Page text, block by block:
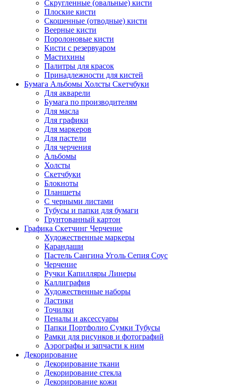
Скругленные (овальные) кисти
Плоские кисти
Скошенные (отводные) кисти
Веерные кисти
Поролоновые кисти
Кисти с резервуаром
Мастихины
Палитры для красок
Принадлежности для кистей
Бумага Альбомы Холсты Скетчбуки
Для акварели
Бумага по производителям
Для масла
Для графики
Для маркеров
Для пастели
Для черчения
Альбомы
Холсты
Скетчбуки
Блокноты
Планшеты
С черными листами
Тубусы и папки для бумаги
Грунтованный картон
Графика Скетчинг Черчение
Художественные маркеры
Карандаши
Пастель Сангина Уголь Сепия Соус
Черчение
Ручки Капилляры Линеры
Каллиграфия
Художественные наборы
Ластики
Точилки
Пеналы и аксессуары
Папки Портфолио Сумки Тубусы
Рамки для рисунков и фотографий
Аэрографы и запчасти к ним
Декорирование
Декорирование ткани
Декорирование стекла
Декорирование кожи